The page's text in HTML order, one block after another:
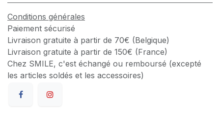
Conditions générales
Paiement sécurisé
Livraison gratuite à partir de 70€ (Belgique)
Livraison gratuite à partir de 150€ (France)
Chez SMILE, c'est échangé ou remboursé (excepté
les articles soldés et les accessoires)